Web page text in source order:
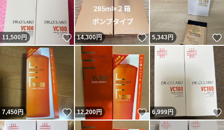
11,500円 いいね！
14,300円 いいね！
5,343円
7,450円 いいね！
12,200円 いいね！
6,999円